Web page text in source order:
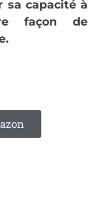
sa capacité à
façon de